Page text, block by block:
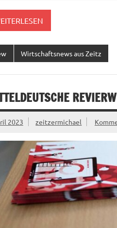
Wirtschaftsnews aus Zeitz
2023 zeitzermichael